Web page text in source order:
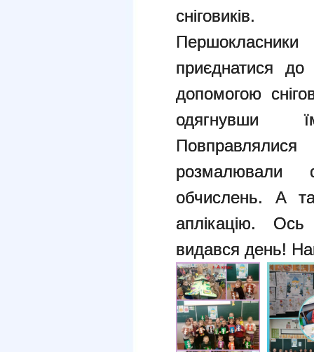
сніговиків.
приєднатися
допомогою
одягнувши
розмалювали
обчислень. А
аплікацію.
видався день!